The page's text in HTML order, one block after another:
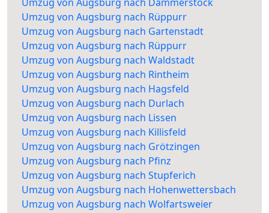
Umzug von Augsburg nach Rüppurr
Umzug von Augsburg nach Gartenstadt
Umzug von Augsburg nach Rüppurr
Umzug von Augsburg nach Waldstadt
Umzug von Augsburg nach Rintheim
Umzug von Augsburg nach Hagsfeld
Umzug von Augsburg nach Durlach
Umzug von Augsburg nach Lissen
Umzug von Augsburg nach Killisfeld
Umzug von Augsburg nach Grötzingen
Umzug von Augsburg nach Pfinz
Umzug von Augsburg nach Stupferich
Umzug von Augsburg nach Hohenwettersbach
Umzug von Augsburg nach Wolfartsweier